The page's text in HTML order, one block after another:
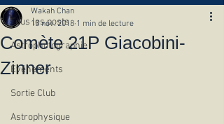
Tous les posts
Astrophotographie
Evénements
Sortie Club
Astrophysique
Comète 21P Giacobini-
Zinner
Wakah Chan
13 nov. 2018 1 min de lecture